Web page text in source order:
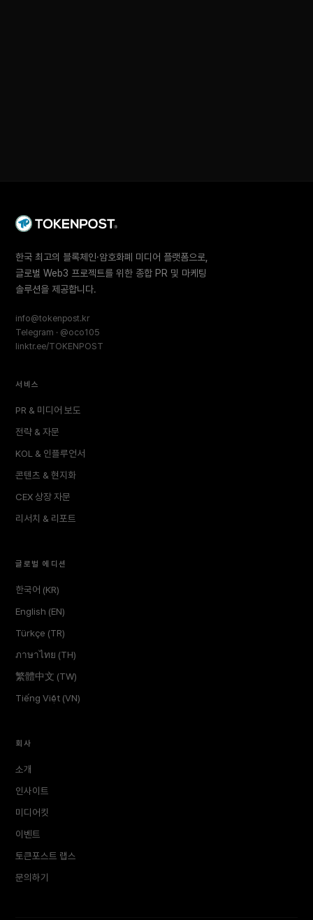
한국 최고의 블록체인·암호화폐 미디어 플랫폼으로,
글로벌 Web3 프로젝트를 위한 종합 PR 및 마케팅
솔루션을 제공합니다.
info@tokenpost.kr
Telegram · @oco105
linktr.ee/TOKENPOST
서비스
PR & 미디어 보도
전략 & 자문
KOL & 인플루언서
콘텐츠 & 현지화
CEX 상장 자문
리서치 & 리포트
글로벌 에디션
한국어 (KR)
English (EN)
Türkçe (TR)
ภาษาไทย (TH)
繁體中文 (TW)
Tiếng Việt (VN)
회사
소개
인사이트
미디어킷
이벤트
토큰포스트 랩스
문의하기